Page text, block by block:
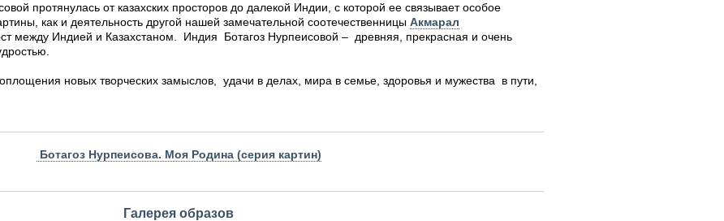
протянулась от казахских просторов до далекой Индии, с которой ее связывает особое
как и деятельность другой нашей замечательной соотечественницы Акмарал
между Индией и Казахстаном. Индия Ботагоз Нурпеисовой – древняя, прекрасная и очень
новых творческих замыслов, удачи в делах, мира в семье, здоровья и мужества в пути,
Ботагоз Нурпеисова. Моя Родина (серия картин)
Галерея образов